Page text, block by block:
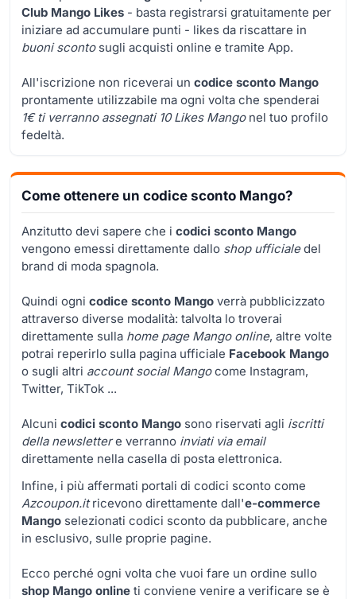
Club Mango Likes - basta registrarsi gratuitamente per
iniziare ad accumulare punti - likes da riscattare in
buoni scontosugli acquisti online e tramite App.
All'iscrizione non riceverai un codice sconto Mango
prontamente utilizzabile ma ogni volta che spenderai
1€ ti verranno assegnati 10 Likes Mango nel tuo profilo
fedeltà.
Come ottenere un codice sconto Mango?
Anzitutto devi sapere che i codici sconto Mango
vengono emessi direttamente dallo shop ufficialedel
brand di moda spagnola.
Quindi ogni codice sconto Mango verrà pubblicizzato
attraverso diverse modalità: talvolta lo troverai
direttamente sulla home page Mango online, altre volte
potrai reperirlo sulla pagina ufficiale Facebook Mango
o sugli altri account social Mangocome Instagram,
Twitter, TikTok ...
Alcuni codici sconto Mango sono riservati agli iscritti
della newslettere verranno inviati via email
direttamente nella casella di posta elettronica.
Infine, i più affermati portali di codici sconto come
Azcoupon.itricevono direttamente dall'e-commerce
Mango selezionati codici sconto da pubblicare, anche
in esclusivo, sulle proprie pagine.
Ecco perché ogni volta che vuoi fare un ordine sullo
shop Mango online ti conviene venire a verificare se è